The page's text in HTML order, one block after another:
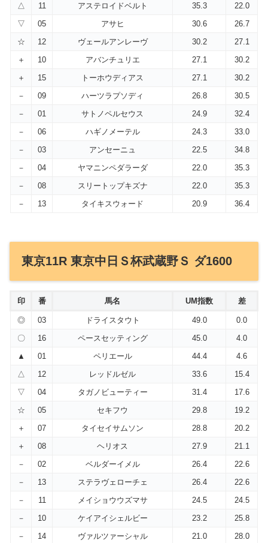
△
11 アステロイドベルト 35.3
22.0
▽
05 アサヒ 30.6
26.7
☆
12 ヴェールアンレーヴ 30.2
27.1
＋
10 アバンチュリエ 27.1
30.2
＋
15 トーホウディアス 27.1
30.2
－
09 ハーツラプソディ 26.8
30.5
－
01 サトノペルセウス 24.9
32.4
－
06 ハギノメーテル 24.3
33.0
－
03 アンセーニュ 22.5
34.8
－
04 ヤマニンペダラーダ 22.0
35.3
－
08 スリートップキズナ 22.0
35.3
－
13 タイキスウォード 20.9 36.4
東京11R 東京中日Ｓ杯武蔵野Ｓ ダ1600
印 番 馬名 UM指数 差
◎ 03 ドライスタウト 49.0
0.0
〇
16 ペースセッティング 45.0
4.0
▲
01 ペリエール 44.4
4.6
△
12 レッドルゼル 33.6
15.4
▽
04 タガノビューティー 31.4
17.6
☆
05 セキフウ 29.8
19.2
＋
07 タイセイサムソン 28.8
20.2
＋
08 ヘリオス 27.9
21.1
－
02 ベルダーイメル 26.4
22.6
－
13 ステラヴェローチェ 26.4
22.6
－
11 メイショウウズマサ 24.5
24.5
－
10 ケイアイシェルビー 23.2
25.8
－
14 ヴァルツァーシャル 21.0
28.0